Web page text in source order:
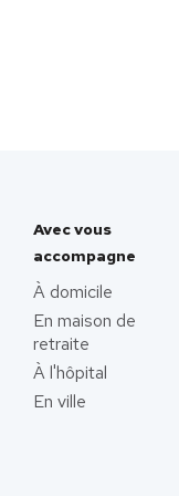
Avec vous
accompagne
À domicile
En maison de
retraite
À l'hôpital
En ville